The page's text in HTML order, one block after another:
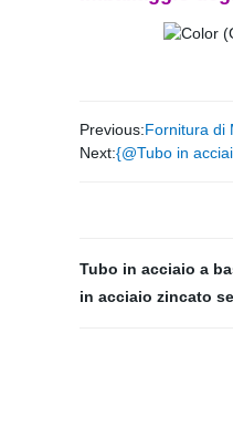
Previous:Fornitura di
Next:{@Tubo in
Tubo in acciaio a
in acciaio zincato